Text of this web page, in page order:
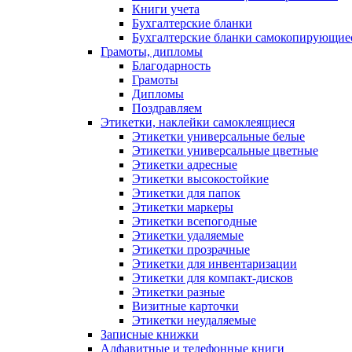
Книги учета
Бухгалтерские бланки
Бухгалтерские бланки
Грамоты, дипломы
Благодарность
Грамоты
Дипломы
Поздравляем
Этикетки, наклейки самоклеящиеся
Этикетки универсальные белые
Этикетки универсальные цветные
Этикетки адресные
Этикетки высокостойкие
Этикетки для папок
Этикетки маркеры
Этикетки всепогодные
Этикетки удаляемые
Этикетки прозрачные
Этикетки для инвентаризации
Этикетки для компакт-дисков
Этикетки разные
Визитные карточки
Этикетки неудаляемые
Записные книжки
Алфавитные и телефонные книги